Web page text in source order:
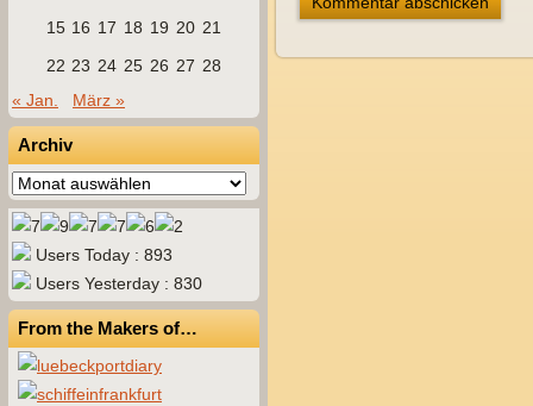
15 16 17 18 19 20 21
22 23 24 25 26 27 28
« Jan.
März »
Archiv
Archiv
Users Today : 893
Users Yesterday : 830
From the Makers of…